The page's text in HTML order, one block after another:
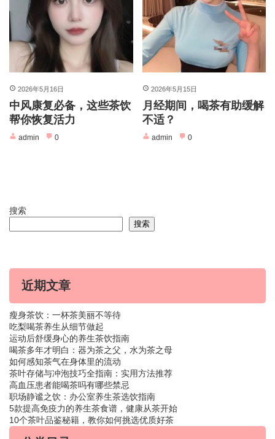
2026年5月16日
中风康复必备，这些茶饮
帮你恢复活力
admin 0
2026年5月15日
月经期间，喝茶有助缓解
不适？
admin 0
搜索
搜索
近期文章
瘦身茶饮：一杯茶美丽不等待
吃梨喝茶养生从细节做起
运动后舒缓身心的养生茶饮指南
喝茶多年才明白：器为茶之父，水为茶之母
如何感知茶气在身体里的流动
茶叶存储与冲泡技巧全指南：实用方法推荐
高血压患者能喝茶吗有哪些禁忌
职场静谧之饮：办公室养生茶选饮指南
5款提高免疫力的养生茶食谱，健康从茶开始
10个茶叶品鉴秘籍，教你如何挑选优质好茶